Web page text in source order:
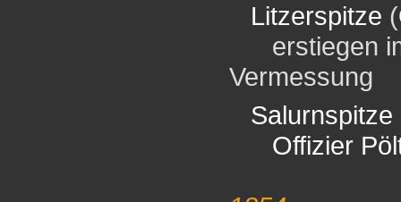
Litzerspitze (
erstiegen
Vermessung
Salurnspitze
Offizier